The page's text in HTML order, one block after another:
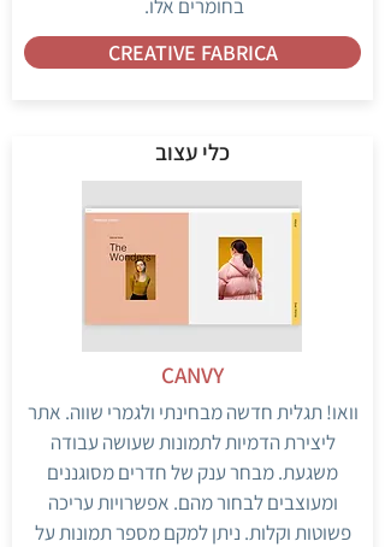
בחומרים אלו.
CREATIVE FABRICA
כלי עצוב
וואו! תגלית חדשה מבחינתי ולגמרי שווה. אתר
ליצירת הדמיות לתמונות שעושה עבודה
משגעת. מבחר ענק של חדרים מסוגננים
ומעוצבים לבחור מהם. אפשרויות עריכה
פשוטות וקלות. ניתן למקם מספר תמונות על
CANVY